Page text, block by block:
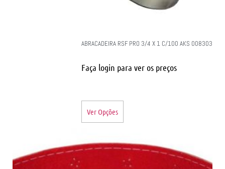
ABRACADEIRA RSF PRO 3/4 X 1 C/100 AKS 008303
Faça login para ver os preços
Ver Opções